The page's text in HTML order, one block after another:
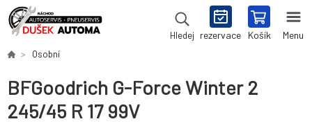
Hledej rezervace Košík Menu
Osobní
BFGoodrich G-Force Winter 2
245/45 R 17 99V